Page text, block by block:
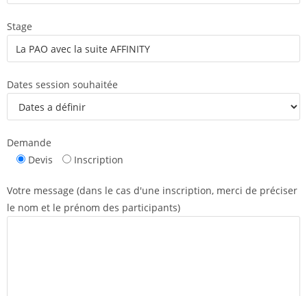
Stage
Dates session souhaitée
Demande
Devis
Inscription
Votre message (dans le cas d'une inscription, merci de préciser
le nom et le prénom des participants)